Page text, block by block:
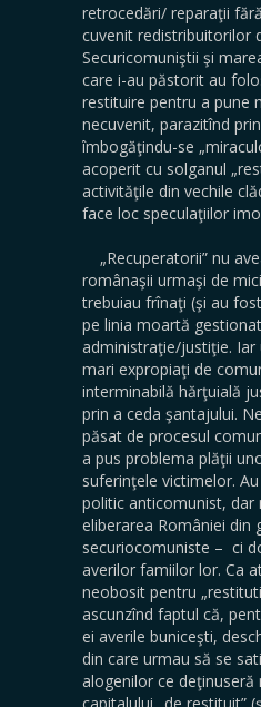
retrocedări/ reparaţii
cuvenit redistribuitorilor
Securicomuniştii şi
care i-au păstorit au
restituire pentru a pune
necuvenit, parazitînd
îmbogăţindu-se
acoperit cu solganul
activităţile din vechile
face loc speculaţiilor
„Recuperatorii” nu
românaşii urmaşi de
trebuiau frînaţi (şi au
pe linia moartă
administraţie/justiţie.
mari expropiaţi de
interminabilă hărţuială
prin a ceda şantajului.
păsat de procesul
a pus problema plăţii
suferinţele victimelor.
politic anticomunist, dar
eliberarea României din
securiocomuniste – ci
averilor famiilor lor. Ca
neobosit pentru
ascunzînd faptul că,
ei averile buniceşti,
din care urmau să se
alogenilor ce